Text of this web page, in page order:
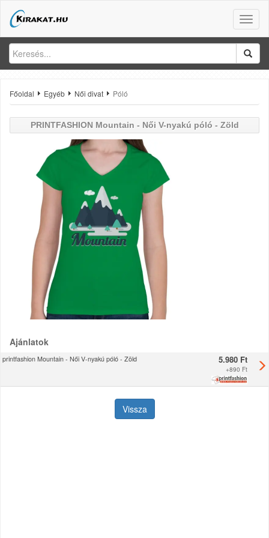
Toggle
Főoldal Egyéb Női divat Póló
PRINTFASHION Mountain - Női V-nyakú póló - Zöld
Ajánlatok
printfashion Mountain - Női V-nyakú póló - Zöld 5.980 Ft
+890 Ft
Vissza